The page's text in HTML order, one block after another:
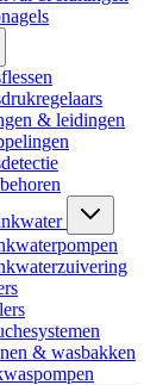
& leidingen
& wasbakken